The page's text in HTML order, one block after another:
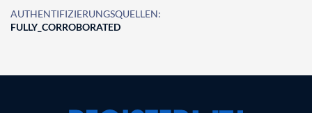
AUTHENTIFIZIERUNGSQUELLEN:
FULLY_CORROBORATED